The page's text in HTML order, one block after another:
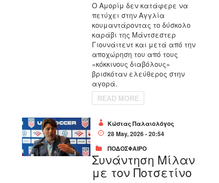
Ο Αμορίμ δεν κατάφερε να
πετύχει στην Αγγλία
κουμαντάροντας το δύσκολο
καράβι της Μάντσεστερ
Γιουνάιτεντ και μετά από την
αποχώρηση του από τους
«κόκκινους διαβόλους»
βρισκόταν ελεύθερος στην
αγορά.
READ MORE
Κώστας Παλαιολόγος
28 May, 2026 - 20:54
ΠΟΔΟΣΦΑΙΡΟ
Συνάντηση Μίλαν
με τον Ποτσετίνο